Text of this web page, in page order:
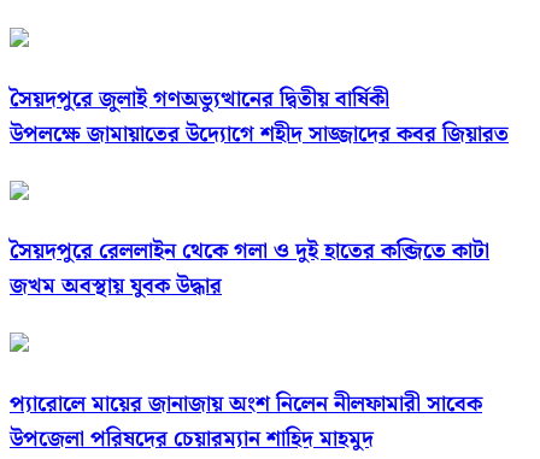
সৈয়দপুরে জুলাই গণঅভ্যুত্থানের দ্বিতীয় বার্ষিকী
উপলক্ষে জামায়াতের উদ্যোগে শহীদ সাজ্জাদের কবর জিয়ারত
সৈয়দপুরে রেললাইন থেকে গলা ও দুই হাতের কব্জিতে কাটা
জখম অবস্থায় যুবক উদ্ধার
প্যারোলে মায়ের জানাজায় অংশ নিলেন নীলফামারী সাবেক
উপজেলা পরিষদের চেয়ারম্যান শাহিদ মাহমুদ